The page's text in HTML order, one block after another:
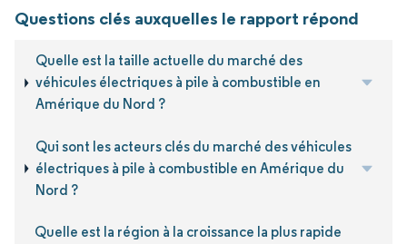
Questions clés auxquelles le rapport répond
Quelle est la taille actuelle du marché des
véhicules électriques à pile à combustible en
Amérique du Nord ?
Qui sont les acteurs clés du marché des véhicules
électriques à pile à combustible en Amérique du
Nord ?
Quelle est la région à la croissance la plus rapide